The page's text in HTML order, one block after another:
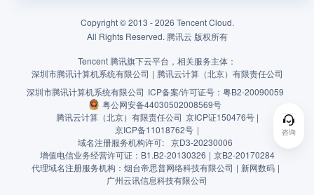
咨询
Copyright © 2013 -2026 Tencent Cloud.
All Rights Reserved. 腾讯云 版权所有
Tencent 腾讯旗下云平台，相关服务主体：
深圳市腾讯计算机系统有限公司 | 腾讯云计算（北京）有限责任公司
深圳市腾讯计算机系统有限公司 ICP备案/许可证号： 粤B2-20090059
粤公网安备44030502008569号
腾讯云计算（北京）有限责任公司 京ICP证150476号 |
京ICP备11018762号 |
域名注册服务机构许可: 京D3-20230006
增值电信业务经营许可证：B1.B2-20130326 | 京B2-20170284
代理域名注册服务机构：烟台帝思普网络科技有限公司 | 新网数码 |
广州云讯信息科技有限公司